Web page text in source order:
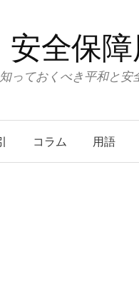
安全保
っておくべき平和と安
コラム 用語